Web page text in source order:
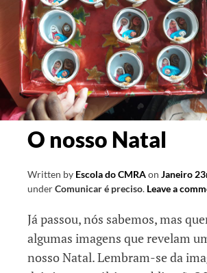
O nosso Natal
Written by Escola do CMRAon Janeiro
underComunicar é preciso. Leave a
Já passou, nós sabemos, mas
algumas imagens que revelam
nosso Natal. Lembram-se da